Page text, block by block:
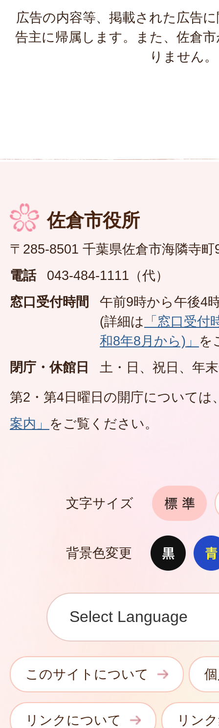
広告の内容等、掲載された広告
告主に帰属します。また、佐倉
りません。
佐倉市役所
〒285-8501 千葉県佐倉市海隣寺町
電話
043-484-1111（代）
窓口受付時間
午前9時から午後4
(詳細は 「窓口受
和8年8月から)」 を
閉庁・休館日
土・日、祝日、年
第2・第4日曜日の開庁については
案内」 をご覧ください。
文字サイズ
背景色変更
このサイトについて
リンクについて リン